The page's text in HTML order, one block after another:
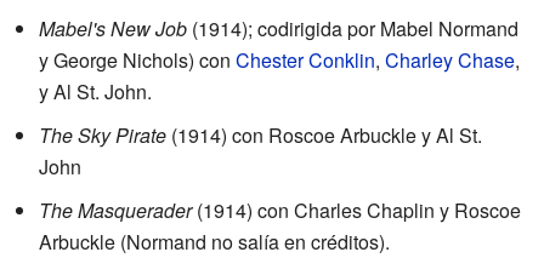
Mabel's New Job (1914); codirigida por Mabel Normand
y George Nichols) con Chester Conklin, Charley Chase,
y Al St. John.
The Sky Pirate (1914) con Roscoe Arbuckle y Al St.
John
The Masquerader(1914) con Charles Chaplin y Roscoe
Arbuckle (Normand no salía en créditos).